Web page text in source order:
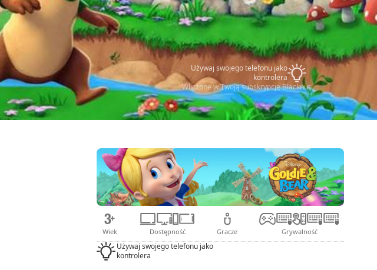
Używaj swojego telefonu jako
kontrolera
Wliczone w Twoją subskrypcję Blacknut
Wiek Dostępność Gracze Grywalność
Używaj swojego telefonu jako
kontrolera